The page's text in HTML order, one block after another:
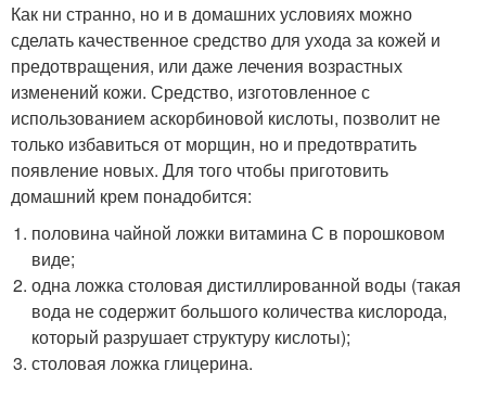
Как ни странно, но и в домашних условиях можно
сделать качественное средство для ухода за кожей и
предотвращения, или даже лечения возрастных
изменений кожи. Средство, изготовленное с
использованием аскорбиновой кислоты, позволит не
только избавиться от морщин, но и предотвратить
появление новых. Для того чтобы приготовить
домашний крем понадобится:
половина чайной ложки витамина С в порошковом
виде;
одна ложка столовая дистиллированной воды (такая
вода не содержит большого количества кислорода,
который разрушает структуру кислоты);
столовая ложка глицерина.